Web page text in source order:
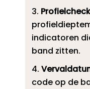
indicatoren
band zitten.​
code op de